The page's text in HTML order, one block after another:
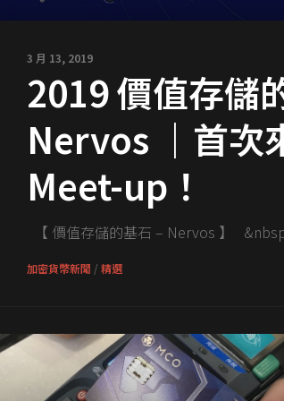
3 月 13, 2019
2019 價值存儲
Nervos ｜首次
Meet-up！
【 價值存儲的基石 – Nervos 】
加密貨幣新聞 / 精選